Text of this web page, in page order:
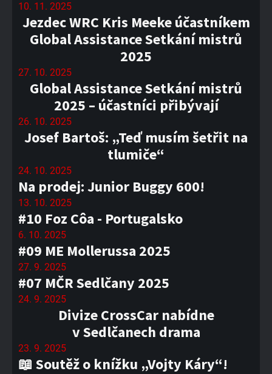
10. 11. 2025
Jezdec WRC Kris Meeke účastníkem
Global Assistance Setkání mistrů
2025
27. 10. 2025
Global Assistance Setkání mistrů
2025 – účastníci přibývají
26. 10. 2025
Josef Bartoš: „Teď musím šetřit na
tlumiče“
24. 10. 2025
Na prodej: Junior Buggy 600!
13. 10. 2025
#10 Foz Côa - Portugalsko
6. 10. 2025
#09 ME Mollerussa 2025
27. 9. 2025
#07 MČR Sedlčany 2025
24. 9. 2025
Divize CrossCar nabídne
v Sedlčanech drama
23. 9. 2025
📖 Soutěž o knížku „Vojty Káry“!